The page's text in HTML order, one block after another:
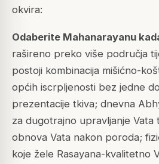
okvira:
Odaberite Mahanarayanu
rašireno preko više područja
postoji kombinacija mišićno-
općih iscrpljenosti bez jedne
prezentacije tkiva; dnevna
za dugotrajno upravljanje Vata
obnova Vata nakon poroda;
koje žele Rasayana-kvalitetno